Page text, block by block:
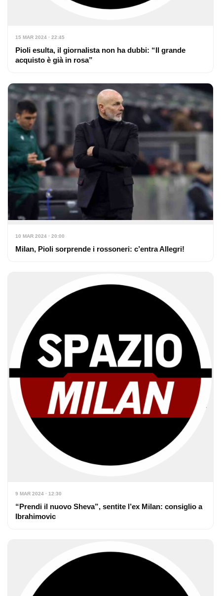
15 MAR 2024 · 22:45
Pioli esulta, il giornalista non ha dubbi: “Il grande
acquisto è già in rosa”
10 MAR 2024 · 20:00
Milan, Pioli sorprende i rossoneri: c’entra Allegri!
9 MAR 2024 · 12:30
“Prendi il nuovo Sheva”, sentite l’ex Milan: consiglio a
Ibrahimovic